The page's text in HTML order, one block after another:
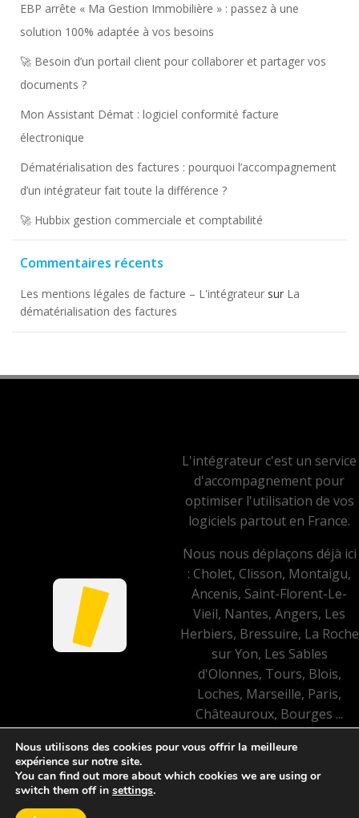
EBP arrête « Ma Gestion Immobilière » : passez à une
solution 100% adaptée à vos besoins
🚀 Besoin d’un portail client pour collaborer et partager vos
documents ?
Mon Assistant Démat : logiciel conformité facture
électronique
Dématérialisation des factures : pourquoi l’accompagnement
d’un intégrateur fait toute la différence ?
🚀 Hubbix gestion commerciale et comptabilité
Commentaires récents
Les mentions légales de facture – L'intégrateur sur La
dématérialisation des factures
L'intégrateur c'est un service
d'accompagnement pour
optimiser l'utilisation de vos
logiciels partout en France.
Nous nous déplaçons déjà ici
: Cholet, Clisson, Montaigu,
Ancenis, Saint-Florent-Le-
Vieil, Nantes, Angers, Les
Herbiers, Bressuire, La Roche
sur Yon, Les Sables
d'Olonnes, Tours, Blois,
Loches, Marseille, Paris,
Châteauroux, Bourges ...
Mentions légales et politique
de confidentialité
Nous utilisons des cookies pour vous offrir la meilleure
expérience sur notre site.
You can find out more about which cookies we are using or
switch them off in settings.